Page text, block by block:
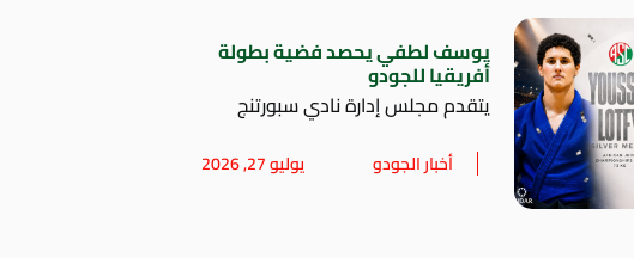
يوسف لطفي يحصد فضية بطولة
أفريقيا للجودو
يتقدم مجلس إدارة نادي سبورتنج
أخبار الجودو يوليو 27, 2026